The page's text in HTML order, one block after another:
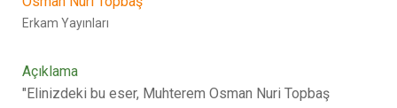
Erkam Yayınları
Açıklama
"Elinizdeki bu eser, Muhterem Osman Nuri Topbaş